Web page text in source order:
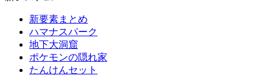
新要素まとめ
ハマナスパーク
地下大洞窟
ポケモンの隠れ家
たんけんセット